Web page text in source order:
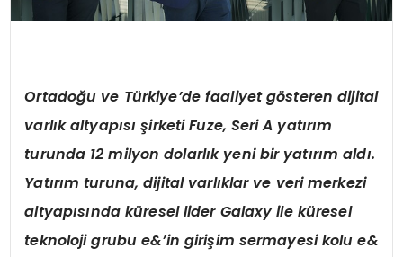
Ortadoğu ve Türkiye’de faaliyet gösteren dijital
varlık altyapısı şirketi Fuze, Seri A yatırım
turunda 12 milyon dolarlık yeni bir yatırım aldı.
Yatırım turuna, dijital varlıklar ve veri merkezi
altyapısında küresel lider Galaxy ile küresel
teknoloji grubu e&’in girişim sermayesi kolu e&